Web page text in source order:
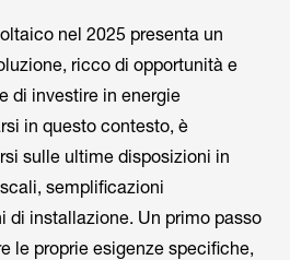
nel 2025 presenta un
ricco di opportunità e
di investire in energie
in questo contesto, è
sulle ultime disposizioni in
semplificazioni
di installazione. Un primo passo
le proprie esigenze specifiche,